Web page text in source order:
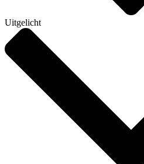
Uitgelicht